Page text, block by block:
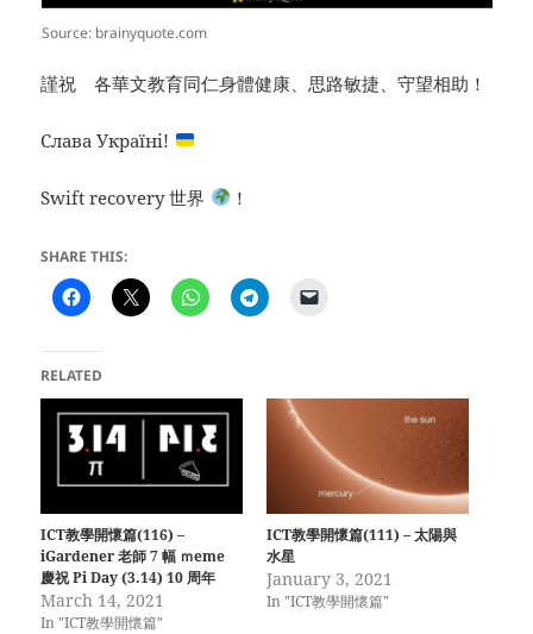
Source: brainyquote.com
謹祝 各華文教育同仁身體健康、思路敏捷、守望相助！
Слава Україні!
Swift recovery 世界 ！
SHARE THIS:
RELATED
ICT教學開懷篇(116) –
iGardener 老師 7 幅 ｍeme
慶祝 Pi Day (3.14) 10 周年
March 14, 2021
In "ICT教學開懷篇"
ICT教學開懷篇(111) – 太陽與
水星
January 3, 2021
In "ICT教學開懷篇"